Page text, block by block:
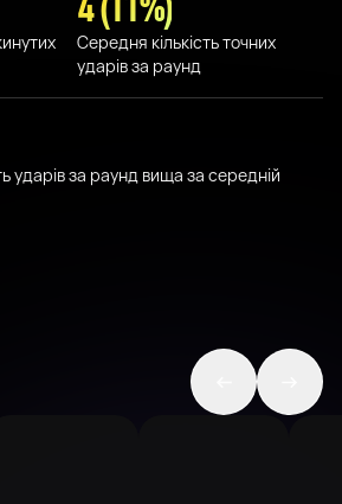
Середня кількість точних
ударів за раунд
ударів за раунд вища за середній